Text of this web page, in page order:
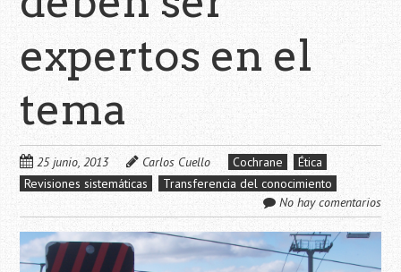
expertos en el
tema
25 junio, 2013 Carlos Cuello Cochrane
Ética
Revisiones sistemáticas
Transferencia del conocimiento
No hay comentarios